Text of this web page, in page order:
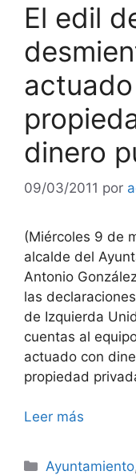
El edil
dinero
09/03/2011 por
(Miércoles 9 de
alcalde del
Antonio
las
de Izquierda
cuentas al
actuado con
propiedad
Leer más
Categorías
Ayuntamiento